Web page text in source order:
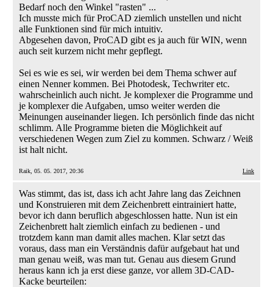
Bedarf noch den Winkel "rasten" ...
Ich musste mich für ProCAD ziemlich unstellen und nicht
alle Funktionen sind für mich intuitiv.
Abgesehen davon, ProCAD gibt es ja auch für WIN, wenn
auch seit kurzem nicht mehr gepflegt.
Sei es wie es sei, wir werden bei dem Thema schwer auf
einen Nenner kommen. Bei Photodesk, Techwriter etc.
wahrscheinlich auch nicht. Je komplexer die Programme und
je komplexer die Aufgaben, umso weiter werden die
Meinungen auseinander liegen. Ich persönlich finde das nicht
schlimm. Alle Programme bieten die Möglichkeit auf
verschiedenen Wegen zum Ziel zu kommen. Schwarz / Weiß
ist halt nicht.
Raik, 05. 05. 2017, 20:36 Link
Was stimmt, das ist, dass ich acht Jahre lang das Zeichnen
und Konstruieren mit dem Zeichenbrett eintrainiert hatte,
bevor ich dann beruflich abgeschlossen hatte. Nun ist ein
Zeichenbrett halt ziemlich einfach zu bedienen - und
trotzdem kann man damit alles machen. Klar setzt das
voraus, dass man ein Verständnis dafür aufgebaut hat und
man genau weiß, was man tut. Genau aus diesem Grund
heraus kann ich ja erst diese ganze, vor allem 3D-CAD-
Kacke beurteilen: